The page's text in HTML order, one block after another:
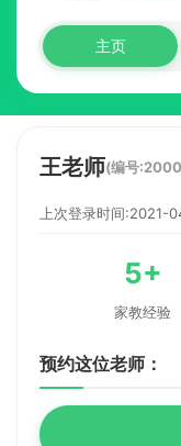
主页
王老师(编号
上次登录时间:2021-
5+
家教经验
预约这位老师：